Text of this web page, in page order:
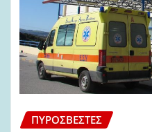
ΠΥΡΟΣΒΈΣΤΕΣ